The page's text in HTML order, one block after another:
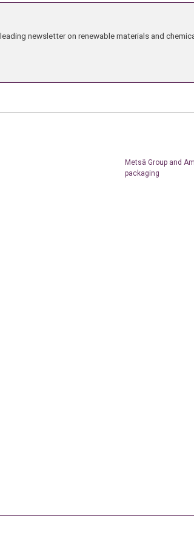
newsletter on renewable materials and
Metsä Group and
packaging